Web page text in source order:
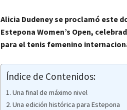
Alicia Dudeney se proclamó este
Estepona Women’s Open,
para el tenis femenino
Índice de Contenidos:
Una final de máximo nivel
Una edición histórica para Estepona